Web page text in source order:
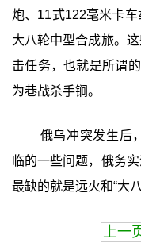
炮、11式122毫米卡
大八轮中型合成旅。
击任务，也就是所谓
为巷战杀手锏。
俄乌冲突发生后
临的一些问题，俄务
最缺的就是远火和“大八
上一